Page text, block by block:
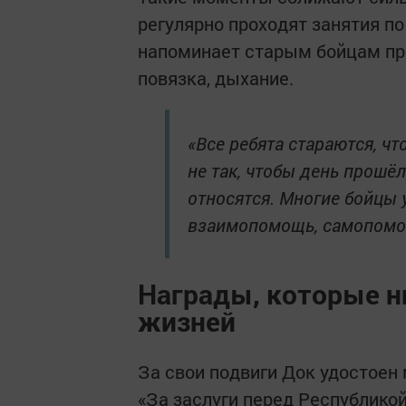
регулярно проходят занятия
напоминает старым бойцам
повязка, дыхание.
«Все ребята стараются,
не так, чтобы день
относятся. Многие
взаимопомощь,
Награды, которые
жизней
За свои подвиги Док
«За заслуги перед